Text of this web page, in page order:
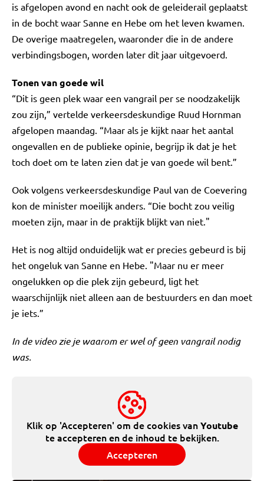
is afgelopen avond en nacht ook de geleiderail geplaatst
in de bocht waar Sanne en Hebe om het leven kwamen.
De overige maatregelen, waaronder die in de andere
verbindingsbogen, worden later dit jaar uitgevoerd.
Tonen van goede wil
“Dit is geen plek waar een vangrail per se noodzakelijk
zou zijn,” vertelde verkeersdeskundige Ruud Hornman
afgelopen maandag. “Maar als je kijkt naar het aantal
ongevallen en de publieke opinie, begrijp ik dat je het
toch doet om te laten zien dat je van goede wil bent.”
Ook volgens verkeersdeskundige Paul van de Coevering
kon de minister moeilijk anders. “Die bocht zou veilig
moeten zijn, maar in de praktijk blijkt van niet."
Het is nog altijd onduidelijk wat er precies gebeurd is bij
het ongeluk van Sanne en Hebe. "Maar nu er meer
ongelukken op die plek zijn gebeurd, ligt het
waarschijnlijk niet alleen aan de bestuurders en dan moet
je iets.”
In de video zie je waarom er wel of geen vangrail nodig
was.
Klik op 'Accepteren' om de cookies vanYoutube
te accepteren en de inhoud te bekijken.
Accepteren